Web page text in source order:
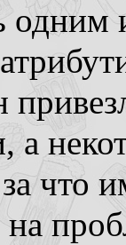
одним
а
за что